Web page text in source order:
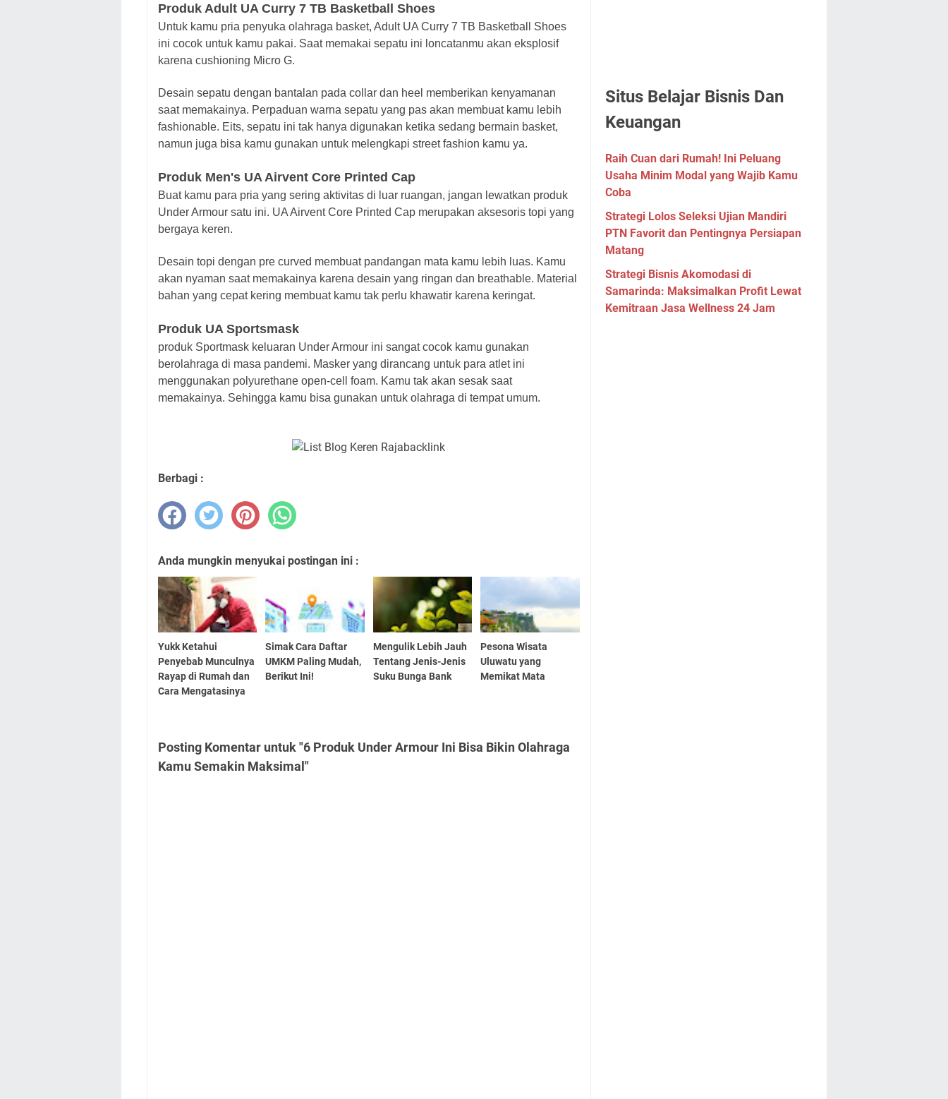
Produk Adult UA Curry 7 TB Basketball Shoes
Untuk kamu pria penyuka olahraga basket, Adult UA Curry 7 TB Basketball Shoes
ini cocok untuk kamu pakai. Saat memakai sepatu ini loncatanmu akan eksplosif
karena cushioning Micro G.
Desain sepatu dengan bantalan pada collar dan heel memberikan kenyamanan
saat memakainya. Perpaduan warna sepatu yang pas akan membuat kamu lebih
fashionable. Eits, sepatu ini tak hanya digunakan ketika sedang bermain basket,
namun juga bisa kamu gunakan untuk melengkapi street fashion kamu ya.
Produk Men's UA Airvent Core Printed Cap
Buat kamu para pria yang sering aktivitas di luar ruangan, jangan lewatkan produk
Under Armour satu ini. UA Airvent Core Printed Cap merupakan aksesoris topi yang
bergaya keren.
Desain topi dengan pre curved membuat pandangan mata kamu lebih luas. Kamu
akan nyaman saat memakainya karena desain yang ringan dan breathable. Material
bahan yang cepat kering membuat kamu tak perlu khawatir karena keringat.
Produk UA Sportsmask
produk Sportmask keluaran Under Armour ini sangat cocok kamu gunakan
berolahraga di masa pandemi. Masker yang dirancang untuk para atlet ini
menggunakan polyurethane open-cell foam. Kamu tak akan sesak saat
memakainya. Sehingga kamu bisa gunakan untuk olahraga di tempat umum.
Berbagi :
Anda mungkin menyukai postingan ini :
Yukk Ketahui
Penyebab Munculnya
Rayap di Rumah dan
Cara Mengatasinya
Simak Cara Daftar
UMKM Paling Mudah,
Berikut Ini!
Mengulik Lebih Jauh
Tentang Jenis-Jenis
Suku Bunga Bank
Pesona Wisata
Uluwatu yang
Memikat Mata
Posting Komentar untuk "6 Produk Under Armour Ini Bisa Bikin Olahraga
Kamu Semakin Maksimal"
Situs Belajar Bisnis Dan
Keuangan
Raih Cuan dari Rumah! Ini Peluang
Usaha Minim Modal yang Wajib Kamu
Coba
Strategi Lolos Seleksi Ujian Mandiri
PTN Favorit dan Pentingnya Persiapan
Matang
Strategi Bisnis Akomodasi di
Samarinda: Maksimalkan Profit Lewat
Kemitraan Jasa Wellness 24 Jam